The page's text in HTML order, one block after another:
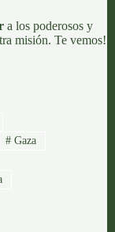
a los poderosos y
misión. Te vemos!
# Gaza